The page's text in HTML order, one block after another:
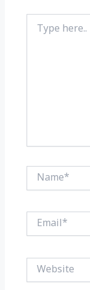
here..
Name*
Email*
Website